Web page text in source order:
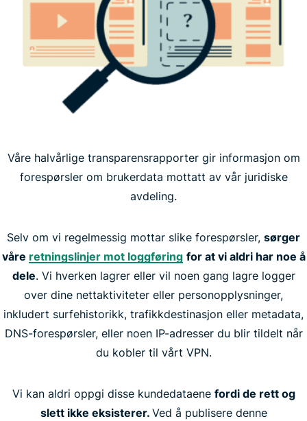
Våre halvårlige transparensrapporter gir informasjon om
forespørsler om brukerdata mottatt av vår juridiske
avdeling.
Selv om vi regelmessig mottar slike forespørsler, sørger
våre retningslinjer mot loggføring for at vi aldri har noe å
dele. Vi hverken lagrer eller vil noen gang lagre logger
over dine nettaktiviteter eller personopplysninger,
inkludert surfehistorikk, trafikkdestinasjon eller metadata,
DNS-forespørsler, eller noen IP-adresser du blir tildelt når
du kobler til vårt VPN.
Vi kan aldri oppgi disse kundedataene fordi de rett og
slett ikke eksisterer. Ved å publisere denne